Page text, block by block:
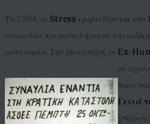
Το 1984, οι Stressεμφανίζονται στο
συναυλία που καταλήγει σε
αστυνομία. Την ίδια εποχή, οι Ex-
σε
Γενιά